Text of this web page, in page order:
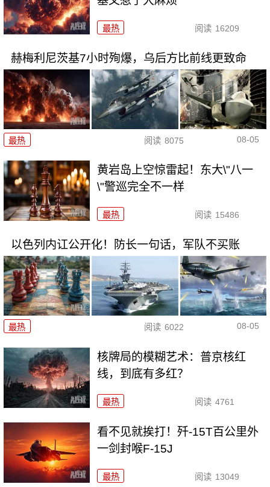
最热 阅读 16209
赫梅利尼茨基7小时殉爆，乌后方比前线更致命
最热 阅读 8075 08-05
黄岩岛上空惊雷起！东大\"八一
\"警巡完全不一样
最热 阅读 15486
以色列内讧公开化！防长一句话，军队不买账
最热 阅读 6022 08-05
核牌局的模糊艺术：普京核红
线，到底有多红？
最热 阅读 4761
看不见就挨打！歼-15T百公里外
一剑封喉F-15J
最热 阅读 13049